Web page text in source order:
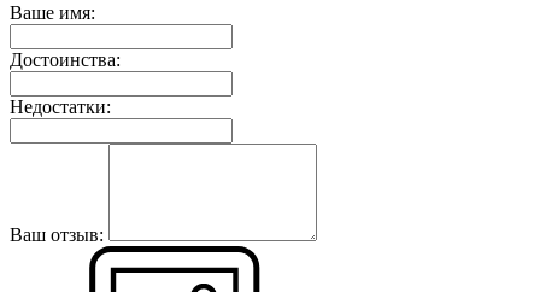
Ваше имя:
Достоинства:
Недостатки:
Ваш отзыв: